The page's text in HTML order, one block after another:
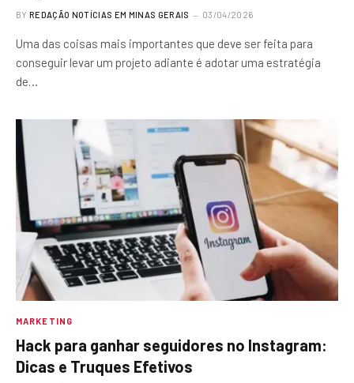
BY REDAÇÃO NOTÍCIAS EM MINAS GERAIS 03/04/2026
Uma das coisas mais importantes que deve ser feita para
conseguir levar um projeto adiante é adotar uma estratégia
de…
MARKETING
Hack para ganhar seguidores no Instagram:
Dicas e Truques Efetivos